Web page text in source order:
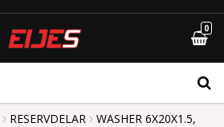
0
RESERVDELAR
WASHER 6X20X1.5,